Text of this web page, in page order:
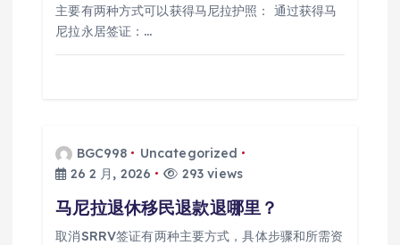
主要有两种方式可以获得马尼拉护照： 通过获得马
尼拉永居签证：…
BGC998
Uncategorized
26 2 月, 2026
293 views
马尼拉退休移民退款退哪里？
取消SRRV签证有两种主要方式，具体步骤和所需资